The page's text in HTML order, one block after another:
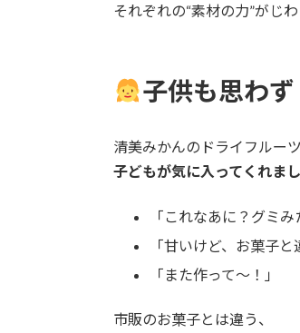
それぞれの“素材の力”がじ
子供も思わず
清美みかんのドライフルーツ
子どもが気に入ってくれま
「これなあに？グミみ
「甘いけど、お菓子
「また作って〜！」
市販のお菓子とは違う、